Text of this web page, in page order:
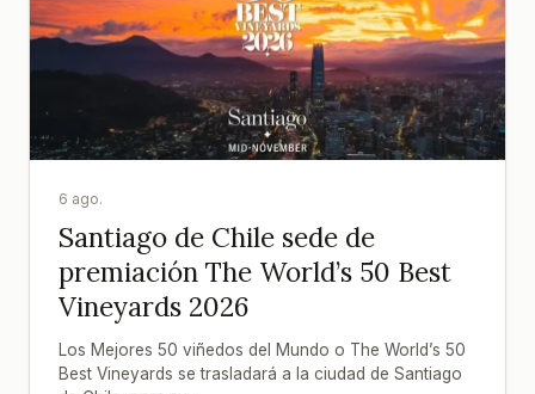
6 ago.
Santiago de Chile sede de
premiación The World’s 50 Best
Vineyards 2026
Los Mejores 50 viñedos del Mundo o The World’s 50
Best Vineyards se trasladará a la ciudad de Santiago